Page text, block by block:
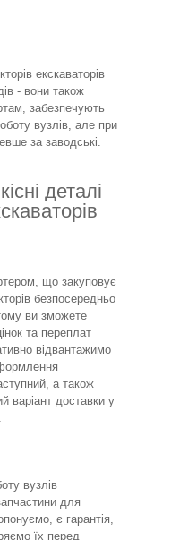
екскаваторів
- вони також
забезпечують
вузлів, але при
за заводські.
деталі
що закуповує
безпосередньо
ви зможете
та переплат
відвантажимо
а також
варіант доставки у
вузлів
для
є гарантія,
їх перед